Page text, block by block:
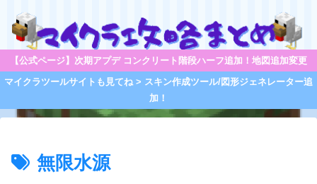
【公式ページ】次期アプデ コンクリート階段ハーフ追加！地図追加変更
マイクラツールサイトも見てね > スキン作成ツール/図形ジェネレーター追
加！
無限水源